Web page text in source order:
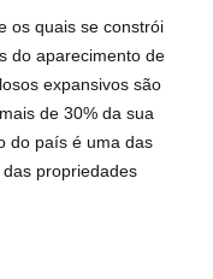
os quais se constrói
do aparecimento de
expansivos são
de 30% da sua
do país é uma das
propriedades